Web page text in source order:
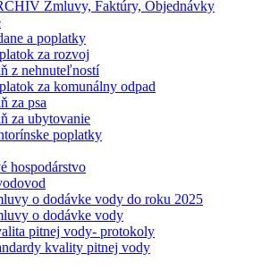
Zmluvy, Faktúry, Objednávky
a poplatky
za rozvoj
z nehnuteľností
za komunálny odpad
za psa
za ubytovanie
poplatky
hospodárstvo
o dodávke vody do roku 2025
o dodávke vody
pitnej vody- protokoly
kvality pitnej vody